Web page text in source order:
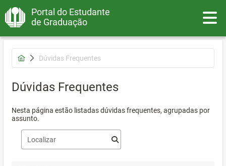
Portal do Estudante
de Graduação
Dúvidas Frequentes
Dúvidas Frequentes
Nesta página estão listadas dúvidas frequentes, agrupadas por
assunto.